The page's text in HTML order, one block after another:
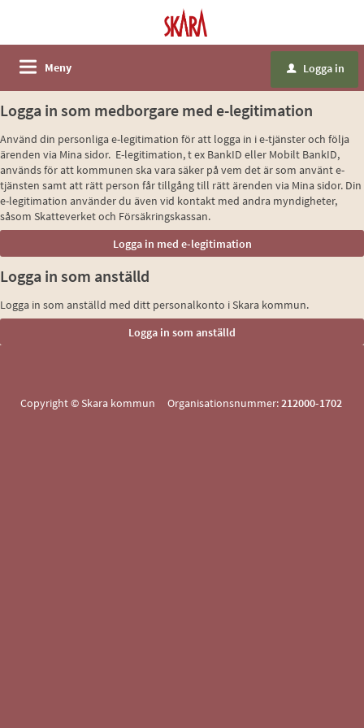
Meny u Logga in
Logga in som medborgare med e-legitimation
Använd din personliga e-legitimation för att logga in i e-tjänster och följa
ärenden via Mina sidor. E-legitimation, t ex BankID eller Mobilt BankID,
används för att kommunen ska vara säker på vem det är som använt e-
tjänsten samt att rätt person får tillgång till rätt ärenden via Mina sidor. Din
e-legitimation använder du även vid kontakt med andra myndigheter,
såsom Skatteverket och Försäkringskassan.
Logga in som anställd
Logga in som anställd med ditt personalkonto i Skara kommun.
Copyright © Skara kommun Organisationsnummer:212000-1702